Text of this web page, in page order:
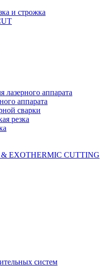
и строжка
аппарата
аппарата
сварки
резка
& EXOTHERMIC CUTTING
систем